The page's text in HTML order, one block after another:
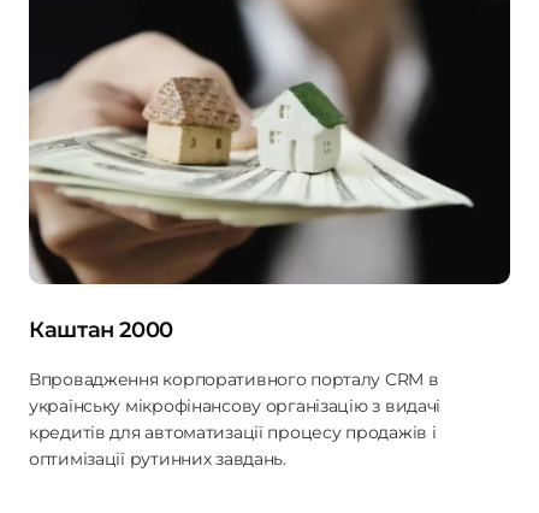
Каштан 2000
Впровадження корпоративного порталу CRM в
українську мікрофінансову організацію з видачі
кредитів для автоматизації процесу продажів і
оптимізації рутинних завдань.